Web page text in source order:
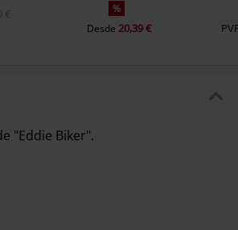
€
%
Desde 20,39 €
"Eddie Biker".